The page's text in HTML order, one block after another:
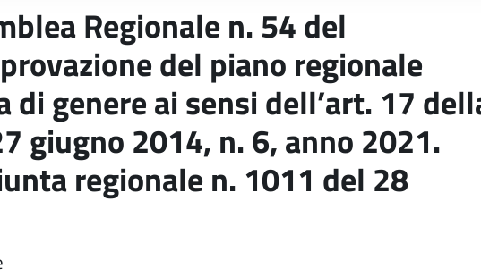
Regionale n. 54 del
del piano regionale
di genere ai sensi dell’art. 17
giugno 2014, n. 6, anno 2021.
regionale n. 1011 del 28